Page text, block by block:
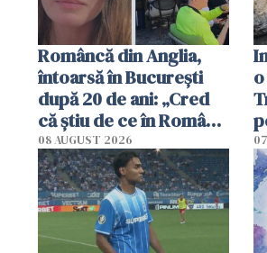
Româncă din Anglia,
întoarsă în București
după 20 de ani: „Cred
că știu de ce în România
se trăiește mai bine ca
în Anglia. E schimbat"
08 AUGUST 2026